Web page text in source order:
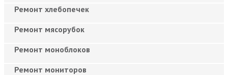
Ремонт хлебопечек
Ремонт мясорубок
Ремонт моноблоков
Ремонт мониторов